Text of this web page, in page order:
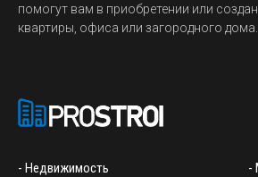
- Недвижимость
-
помогут вам в приобретении или
квартиры, офиса или загородного дома.